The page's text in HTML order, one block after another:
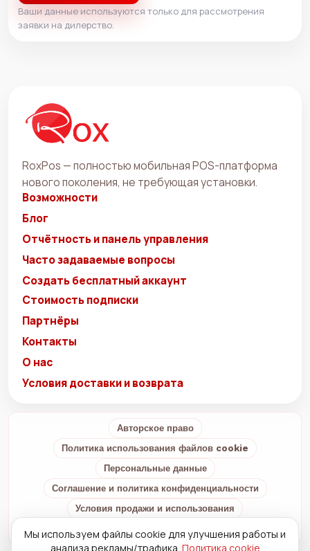
Ваши данные используются только для рассмотрения
заявки на дилерство.
RoxPos — полностью мобильная POS-платформа
нового поколения, не требующая установки.
Возможности
Блог
Отчётность и панель управления
Часто задаваемые вопросы
Создать бесплатный аккаунт
Стоимость подписки
Партнёры
Контакты
О нас
Условия доставки и возврата
Авторское право
Политика использования файлов cookie
Персональные данные
Соглашение и политика конфиденциальности
Условия продажи и использования
Условия доставки и возврата
Мы используем файлы cookie для улучшения работы и
анализа рекламы/трафика. Политика cookie